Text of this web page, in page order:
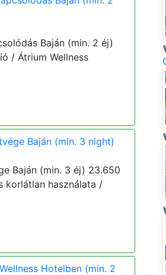
Baján (min. 2 éj)
/ Átrium Wellness
Baján (min. 3 night)
Baján (min. 3 éj) 23.650
korlátlan használata /
Hotelben (min. 2